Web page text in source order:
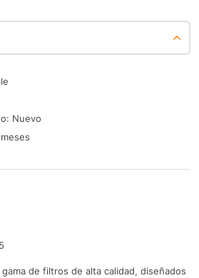
Nuevo
de filtros de alta calidad, diseñados